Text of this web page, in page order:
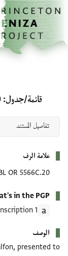
تخطي إلى المحتوى الرئيسي
الصفحة الرئيسية
قائمة/جدول
علامة الرف
OR 5566C.20
in the PGP
1 Transcription
الوصف
presented to